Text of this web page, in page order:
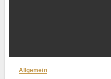
Allgemein